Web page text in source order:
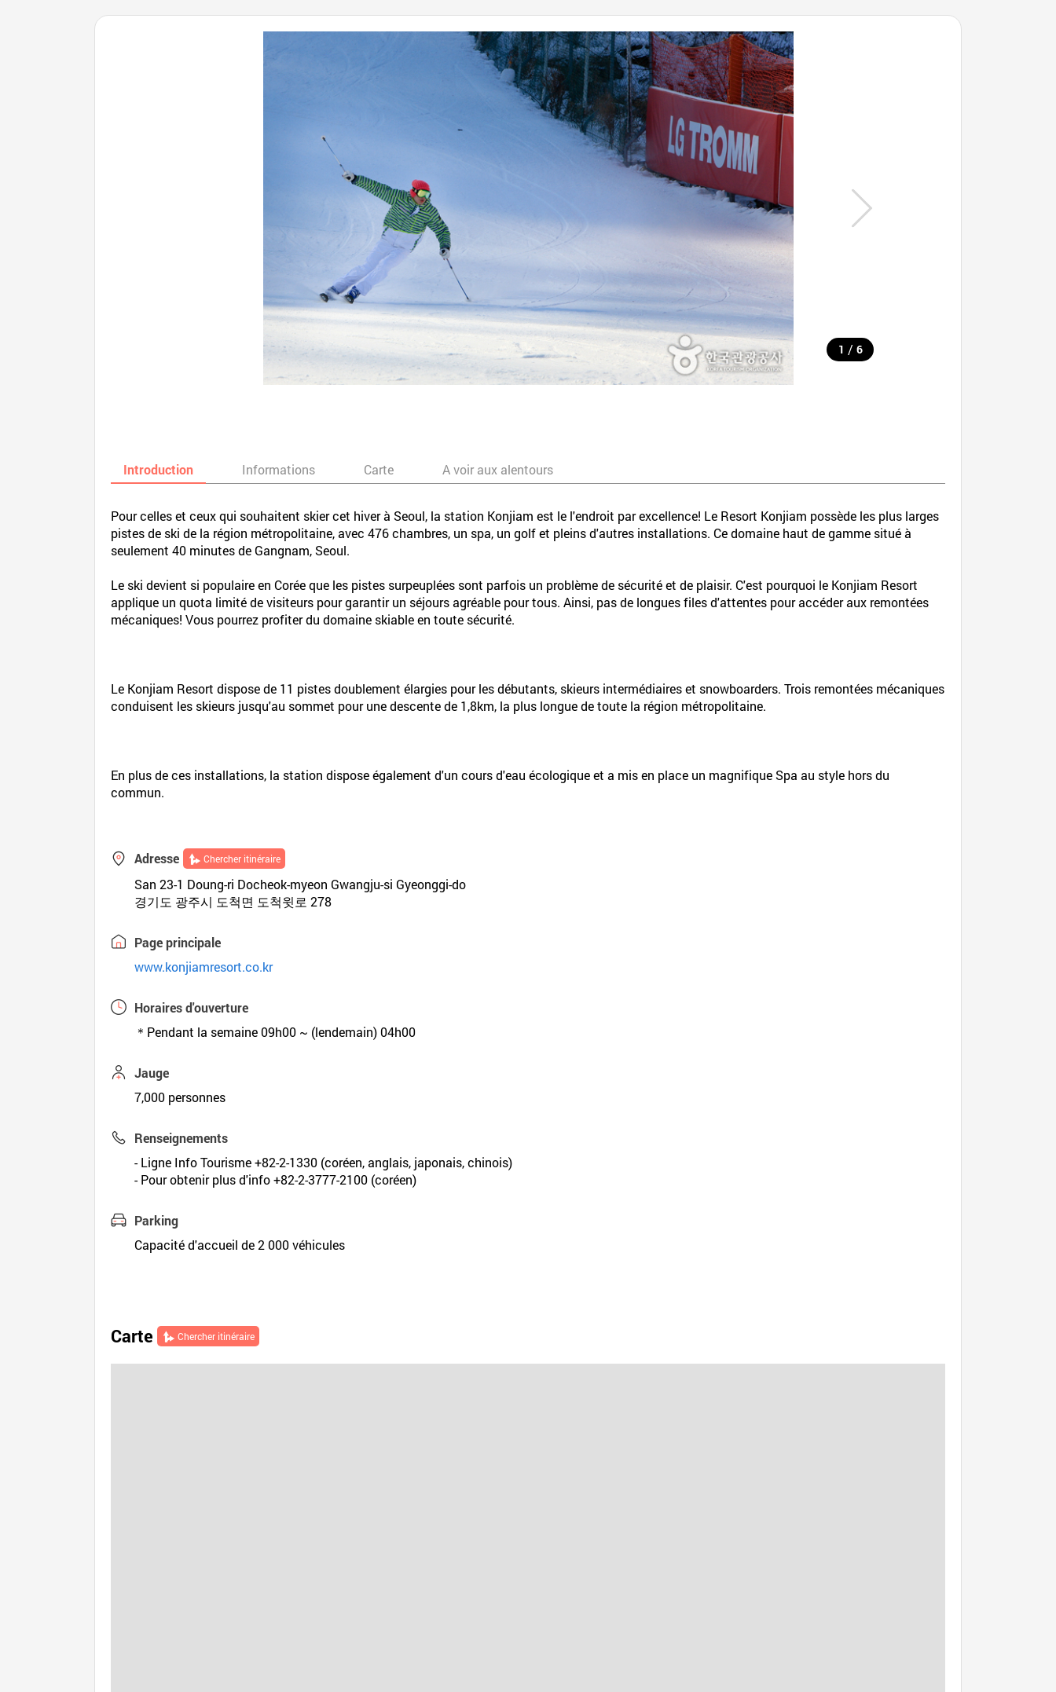
1 / 6
Introduction Informations Carte A voir aux alentours
Pour celles et ceux qui souhaitent skier cet hiver à Seoul, la station Konjiam est le l'endroit par excellence! Le Resort Konjiam possède les plus larges
pistes de ski de la région métropolitaine, avec 476 chambres, un spa, un golf et pleins d'autres installations. Ce domaine haut de gamme situé à
seulement 40 minutes de Gangnam, Seoul.
Le ski devient si populaire en Corée que les pistes surpeuplées sont parfois un problème de sécurité et de plaisir. C'est pourquoi le Konjiam Resort
applique un quota limité de visiteurs pour garantir un séjours agréable pour tous. Ainsi, pas de longues files d'attentes pour accéder aux remontées
mécaniques! Vous pourrez profiter du domaine skiable en toute sécurité.
Le Konjiam Resort dispose de 11 pistes doublement élargies pour les débutants, skieurs intermédiaires et snowboarders. Trois remontées mécaniques
conduisent les skieurs jusqu'au sommet pour une descente de 1,8km, la plus longue de toute la région métropolitaine.
En plus de ces installations, la station dispose également d'un cours d'eau écologique et a mis en place un magnifique Spa au style hors du
commun.
Adresse Chercher itinéraire
San 23-1 Doung-ri Docheok-myeon Gwangju-si Gyeonggi-do
경기도 광주시 도척면 도척윗로 278
Page principale
www.konjiamresort.co.kr
Horaires d'ouverture
＊Pendant la semaine 09h00 ~ (lendemain) 04h00
Jauge
7,000 personnes
Renseignements
- Ligne Info Tourisme +82-2-1330 (coréen, anglais, japonais, chinois)
- Pour obtenir plus d'info +82-2-3777-2100 (coréen)
Parking
Capacité d'accueil de 2 000 véhicules
Carte Chercher itinéraire